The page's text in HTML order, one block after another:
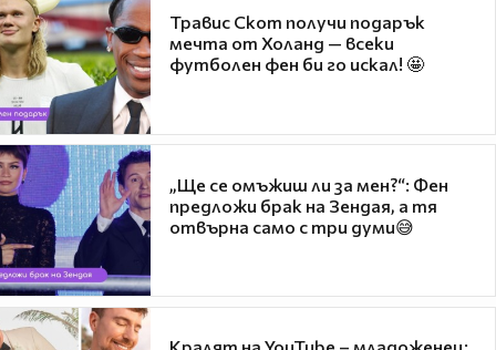
Травис Скот получи подарък
мечта от Холанд — всеки
футболен фен би го искал! 🤩
„Ще се омъжиш ли за мен?“: Фен
предложи брак на Зендая, а тя
отвърна само с три думи😅